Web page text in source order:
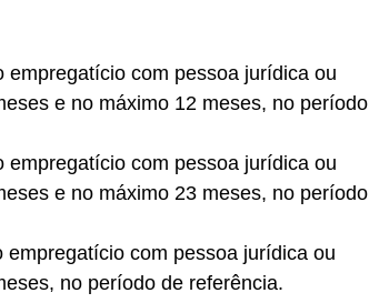
com pessoa jurídica ou
e no máximo 12 meses, no período
com pessoa jurídica ou
e no máximo 23 meses, no período
com pessoa jurídica ou
no período de referência.